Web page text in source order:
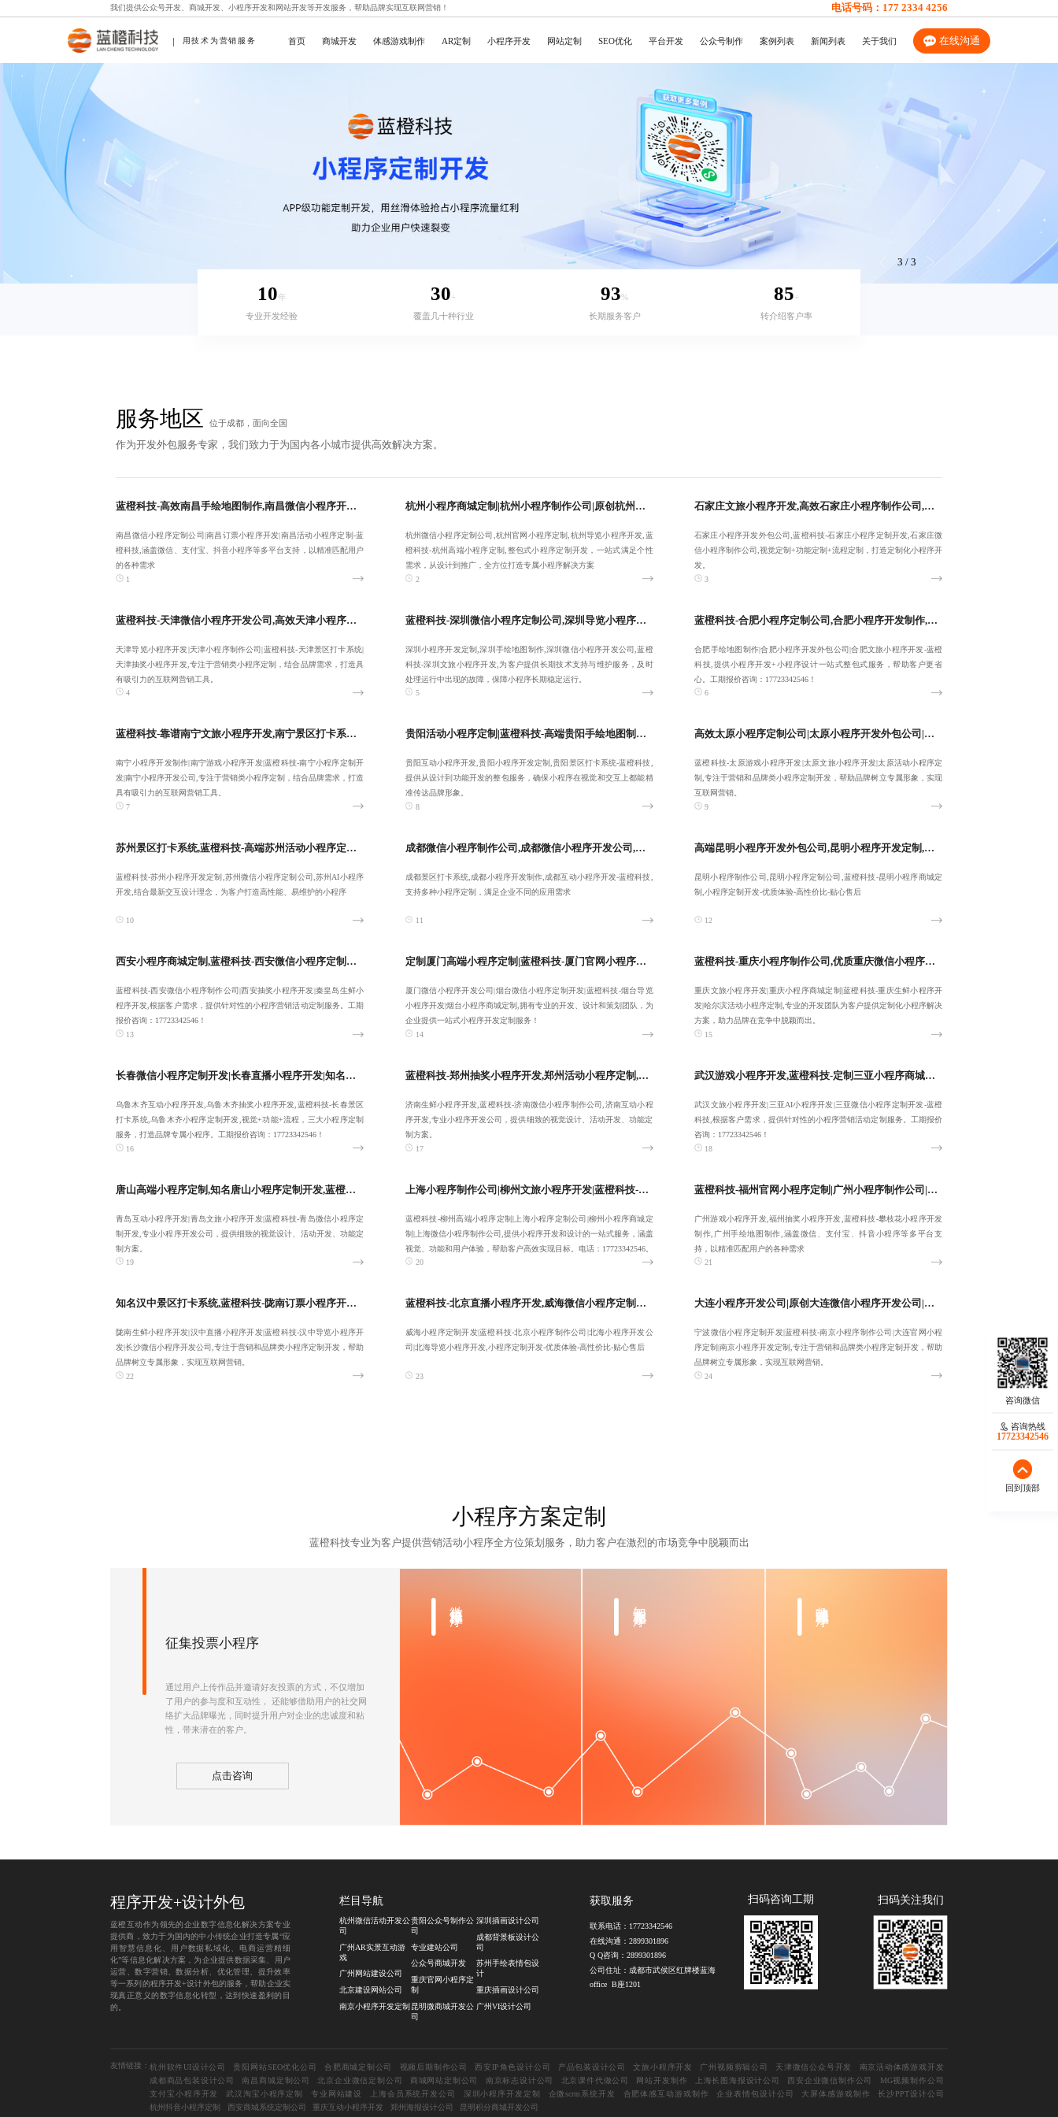
我们提供公众号开发 商城开发 小程序开发和网站开发等开发服务，帮助品牌实现互联网营销！ 电话号码： 177 2334 4256
用技术为营销服务 首页 商城开发 体感游戏制作 AR定制 小程序开发 网站定制 SEO优化 平台开发 公众号制作 案例列表 新闻列表 关于我们 在线沟通
3 / 3
10年
专业开发经验
30+
覆盖几十种行业
93%
长期服务客户
85+
转介绍客户率
服务地区 位于成都，面向全国
作为开发外包服务专家，我们致力于为国内各小城市提供高效解决方案。
蓝橙科技-高效南昌手绘地图制作,南昌微信小程序开发公司,南昌微信小程序定制公司-稳定可靠专业
南昌微信小程序定制公司|南昌订票小程序开发|南昌活动小程序定制-蓝
橙科技,涵盖微信、支付宝、抖音小程序等多平台支持，以精准匹配用户
的各种需求
1
杭州小程序商城定制|杭州小程序制作公司|原创杭州微信小程序定制公司|蓝橙科技-杭州官网小程序定制-一站式整包服务
杭州微信小程序定制公司,杭州官网小程序定制,杭州导览小程序开发,蓝
橙科技-杭州高端小程序定制,整包式小程序定制开发，一站式满足个性
需求，从设计到推广，全方位打造专属小程序解决方案
2
石家庄文旅小程序开发,高效石家庄小程序制作公司,石家庄小程序开发外包公司-蓝橙科技-一站式整包服务
石家庄小程序开发外包公司,蓝橙科技-石家庄小程序定制开发,石家庄微
信小程序制作公司,视觉定制+功能定制+流程定制，打造定制化小程序开
发。
3
蓝橙科技-天津微信小程序开发公司,高效天津小程序定制开发,天津导览小程序开发-客户满意为止
天津导览小程序开发|天津小程序制作公司|蓝橙科技-天津景区打卡系统|
天津抽奖小程序开发,专注于营销类小程序定制，结合品牌需求，打造具
有吸引力的互联网营销工具。
4
蓝橙科技-深圳微信小程序定制公司,深圳导览小程序开发,知名深圳小程序开发定制-欢迎来电:17723342546
深圳小程序开发定制,深圳手绘地图制作,深圳微信小程序开发公司,蓝橙
科技-深圳文旅小程序开发,为客户提供长期技术支持与维护服务，及时
处理运行中出现的故障，保障小程序长期稳定运行。
5
蓝橙科技-合肥小程序定制公司,合肥小程序开发制作,成熟合肥手绘地图制作-稳定可靠专业
合肥手绘地图制作|合肥小程序开发外包公司|合肥文旅小程序开发-蓝橙
科技,提供小程序开发+小程序设计一站式整包式服务，帮助客户更省
心。工期报价咨询：17723342546！
6
蓝橙科技-靠谱南宁文旅小程序开发,南宁景区打卡系统,南宁小程序开发制作,南宁游戏小程序开发-提供长期性服务
南宁小程序开发制作|南宁游戏小程序开发|蓝橙科技-南宁小程序定制开
发|南宁小程序开发公司,专注于营销类小程序定制，结合品牌需求，打造
具有吸引力的互联网营销工具。
7
贵阳活动小程序定制|蓝橙科技-高端贵阳手绘地图制作|贵阳互动小程序开发|贵阳小程序开发定制-让客户省心:17723342546
贵阳互动小程序开发,贵阳小程序开发定制,贵阳景区打卡系统-蓝橙科技,
提供从设计到功能开发的整包服务，确保小程序在视觉和交互上都能精
准传达品牌形象。
8
高效太原小程序定制公司|太原小程序开发外包公司|蓝橙科技-太原游戏小程序开发|太原文旅小程序开发-提供专属服务
蓝橙科技-太原游戏小程序开发|太原文旅小程序开发|太原活动小程序定
制,专注于营销和品牌类小程序定制开发，帮助品牌树立专属形象，实现
互联网营销。
9
苏州景区打卡系统,蓝橙科技-高端苏州活动小程序定制,苏州小程序开发定制-致力于合作共赢
蓝橙科技-苏州小程序开发定制,苏州微信小程序定制公司,苏州AI小程序
开发,结合最新交互设计理念，为客户打造高性能、易维护的小程序
10
成都微信小程序制作公司,成都微信小程序开发公司,蓝橙科技-专业成都景区打卡系统
成都景区打卡系统,成都小程序开发制作,成都互动小程序开发-蓝橙科技,
支持多种小程序定制，满足企业不同的应用需求
11
高端昆明小程序开发外包公司,昆明小程序开发定制,昆明小程序制作公司-蓝橙科技-精准需求把控
昆明小程序制作公司,昆明小程序定制公司,蓝橙科技-昆明小程序商城定
制,小程序定制开发-优质体验-高性价比-贴心售后
12
西安小程序商城定制,蓝橙科技-西安微信小程序定制开发,靠谱西安微信小程序制作公司-服务全国客户
蓝橙科技-西安微信小程序制作公司|西安抽奖小程序开发|秦皇岛生鲜小
程序开发,根据客户需求，提供针对性的小程序营销活动定制服务。工期
报价咨询：17723342546！
13
定制厦门高端小程序定制|蓝橙科技-厦门官网小程序定制|厦门微信小程序开发公司-提供专属服务
厦门微信小程序开发公司|烟台微信小程序定制开发|蓝橙科技-烟台导览
小程序开发|烟台小程序商城定制,拥有专业的开发、设计和策划团队，为
企业提供一站式小程序开发定制服务！
14
蓝橙科技-重庆小程序制作公司,优质重庆微信小程序制作公司,重庆文旅小程序开发-欢迎来电:17723342546
重庆文旅小程序开发|重庆小程序商城定制|蓝橙科技-重庆生鲜小程序开
发|哈尔滨活动小程序定制,专业的开发团队为客户提供定制化小程序解决
方案，助力品牌在竞争中脱颖而出。
15
长春微信小程序定制开发|长春直播小程序开发|知名乌鲁木齐互动小程序开发|蓝橙科技-乌鲁木齐抽奖小程序开发-服务全国客户
乌鲁木齐互动小程序开发,乌鲁木齐抽奖小程序开发,蓝橙科技-长春景区
打卡系统,乌鲁木齐小程序定制开发,视觉+功能+流程，三大小程序定制
服务，打造品牌专属小程序。工期报价咨询：17723342546！
16
蓝橙科技-郑州抽奖小程序开发,郑州活动小程序定制,高端济南生鲜小程序开发-高效开发交付
济南生鲜小程序开发,蓝橙科技-济南微信小程序制作公司,济南互动小程
序开发,专业小程序开发公司，提供细致的视觉设计、活动开发、功能定
制方案。
17
武汉游戏小程序开发,蓝橙科技-定制三亚小程序商城定制,武汉文旅小程序开发-服务性价比高
武汉文旅小程序开发|三亚AI小程序开发|三亚微信小程序定制开发-蓝橙
科技,根据客户需求，提供针对性的小程序营销活动定制服务。工期报价
咨询：17723342546！
18
唐山高端小程序定制,知名唐山小程序定制开发,蓝橙科技-青岛互动小程序开发-让客户省心:17723342546
青岛互动小程序开发|青岛文旅小程序开发|蓝橙科技-青岛微信小程序定
制开发,专业小程序开发公司，提供细致的视觉设计、活动开发、功能定
制方案。
19
上海小程序制作公司|柳州文旅小程序开发|蓝橙科技-高端柳州高端小程序定制|上海小程序定制公司-致力于合作共赢
蓝橙科技-柳州高端小程序定制|上海小程序定制公司|柳州小程序商城定
制|上海微信小程序制作公司,提供小程序开发和设计的一站式服务，涵盖
视觉、功能和用户体验，帮助客户高效实现目标。电话：17723342546。
20
蓝橙科技-福州官网小程序定制|广州小程序制作公司|专业广州游戏小程序开发|福州抽奖小程序开发-10年经验
广州游戏小程序开发,福州抽奖小程序开发,蓝橙科技-攀枝花小程序开发
制作,广州手绘地图制作,涵盖微信、支付宝、抖音小程序等多平台支
持，以精准匹配用户的各种需求
21
知名汉中景区打卡系统,蓝橙科技-陇南订票小程序开发,陇南生鲜小程序开发,汉中直播小程序开发-确保长期稳定运行
陇南生鲜小程序开发|汉中直播小程序开发|蓝橙科技-汉中导览小程序开
发|长沙微信小程序开发公司,专注于营销和品牌类小程序定制开发，帮助
品牌树立专属形象，实现互联网营销。
22
蓝橙科技-北京直播小程序开发,威海微信小程序定制公司,靠谱威海小程序定制开发,北京小程序制作公司-实现数字化转型
威海小程序定制开发|蓝橙科技-北京小程序制作公司|北海小程序开发公
司|北海导览小程序开发,小程序定制开发-优质体验-高性价比-贴心售后
23
大连小程序开发公司|原创大连微信小程序开发公司|宁波微信小程序定制开发|蓝橙科技-南京小程序制作公司-致力于合作共赢
宁波微信小程序定制开发|蓝橙科技-南京小程序制作公司|大连官网小程
序定制|南京小程序开发定制,专注于营销和品牌类小程序定制开发，帮助
品牌树立专属形象，实现互联网营销。
24
小程序方案定制
蓝橙科技专业为客户提供营销活动小程序全方位策划服务，助力客户在激烈的市场竞争中脱颖而出
征集投票小程序
通过用户上传作品并邀请好友投票的方式，不仅增加
了用户的参与度和互动性， 还能够借助用户的社交网
络扩大品牌曝光，同时提升用户对企业的忠诚度和粘
性，带来潜在的客户。
点击咨询
咨询热线
17723342546
回到顶部
程序开发+设计外包
蓝橙互动作为领先的企业数字信息化解决方案专业
提供商，致力于为国内的中小传统企业打造专属“应
用智慧信息化、用户数据私域化、电商运营精细
化”等信息化解决方案，为企业提供数据采集、用户
运营、数字营销、数据分析、优化管理、提升效率
等一系列的程序开发+设计外包的服务，帮助企业实
现真正意义的数字信息化转型，达到快速盈利的目
的。
栏目导航
杭州微信活动开发公
司
广州AR实景互动游
戏
广州网站建设公司
北京建设网站公司
南京小程序开发定制
贵阳公众号制作公
司
专业建站公司
公众号商城开发
重庆官网小程序定
制
昆明微商城开发公
司
深圳插画设计公司
成都背景板设计公
司
苏州手绘表情包设
计
重庆插画设计公司
广州VI设计公司
获取服务
联系电话： 17723342546
在线沟通： 2899301896
Q Q咨询： 2899301896
公司住址：成都市武侯区红牌楼蓝海
office B座1201
扫码咨询工期 扫码关注我们
友情链接： 杭州软件UI设计公司 贵阳网站SEO优化公司 合肥商城定制公司 视频后期制作公司 西安IP角色设计公司 产品包装设计公司 文旅小程序开发 广州视频剪辑公司 天津微信公众号开发
南京活动体感游戏开发
成都商品包装设计公司
南昌商城定制公司 北京企业微信定制公司 商城网站定制公司 南京标志设计公司 北京课件代做公司 网站开发制作 上海长图海报设计公司 西安企业微信制作公司
MG视频制作公司
支付宝小程序开发
武汉淘宝小程序定制 专业网站建设 上海会员系统开发公司 深圳小程序开发定制 企微scrm系统开发 合肥体感互动游戏制作 企业表情包设计公司 大屏体感游戏制作
长沙PPT设计公司
杭州抖音小程序定制
西安商城系统定制公司 重庆互动小程序开发 郑州海报设计公司 昆明积分商城开发公司